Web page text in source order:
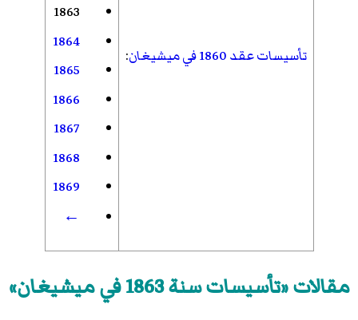
تأسيسات عقد 1860 في ميشيغان :
1863
1864
1865
1866
1867
1868
1869
←
مقالات «تأسيسات سنة 1863 في ميشيغان»